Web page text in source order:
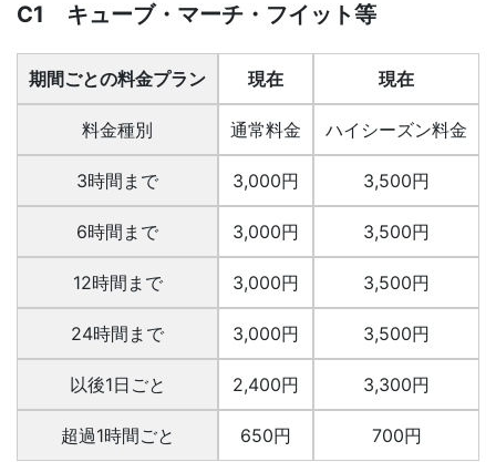
C1 キューブ・マーチ・フイット等
期間ごとの料金プラン
料金種別
3時間まで
6時間まで
12時間まで
24時間まで
以後1日ごと
超過1時間ごと
現在
通常料金
3,000円
3,000円
3,000円
3,000円
2,400円
650円
現在
ハイシーズン料金
3,500円
3,500円
3,500円
3,500円
3,300円
700円